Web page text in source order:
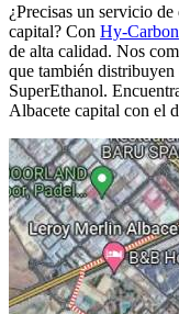
¿Precisas un servicio
capital? Con Hy-Carbon
de alta calidad. Nos
que también
SuperEthanol.
Albacete capital con el